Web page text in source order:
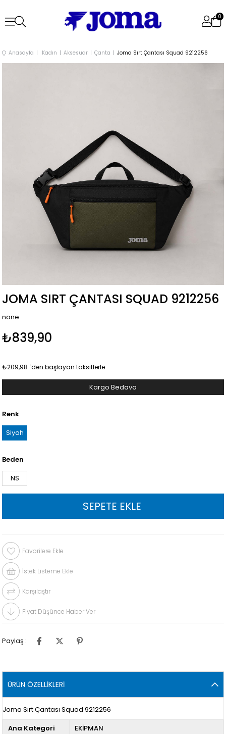
0
Anasayfa Kadın Aksesuar Çanta Joma Sırt Çantası Squad 9212256
JOMA SIRT ÇANTASI SQUAD 9212256
none
₺839,90
₺209,98 `den başlayan taksitlerle
Kargo Bedava
Renk
Siyah
Beden
NS
Favorilere Ekle
İstek Listeme Ekle
Karşılaştır
Fiyat Düşünce Haber Ver
Paylaş :
ÜRÜN ÖZELLIKLERI
Joma Sırt Çantası Squad 9212256
Ana Kategori
EKİPMAN